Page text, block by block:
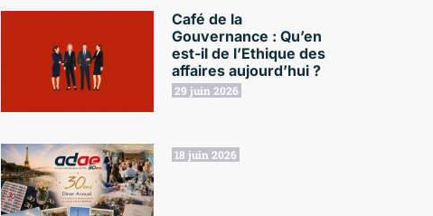
Café de la
Gouvernance : Qu’en
est-il de l’Ethique des
affaires aujourd’hui ?
29 juin 2026
18 juin 2026